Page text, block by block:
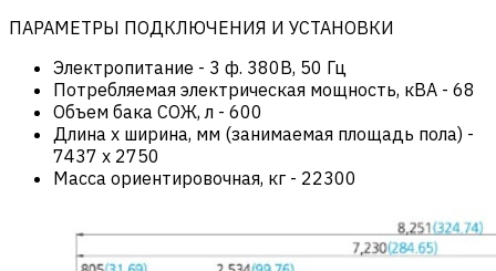
ПАРАМЕТРЫ ПОДКЛЮЧЕНИЯ И УСТАНОВКИ
Электропитание - 3 ф. 380В, 50 Гц
Потребляемая электрическая мощность, кВА - 68
Объем бака СОЖ, л - 600
Длина х ширина, мм (занимаемая площадь пола) -
7437 x 2750
Масса ориентировочная, кг - 22300